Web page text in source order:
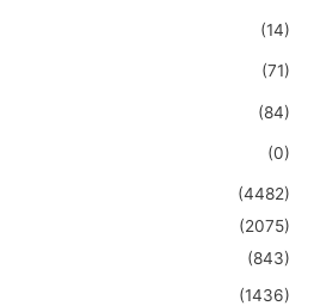
(14)
(71)
(84)
(0)
(4482)
(2075)
(843)
(1436)